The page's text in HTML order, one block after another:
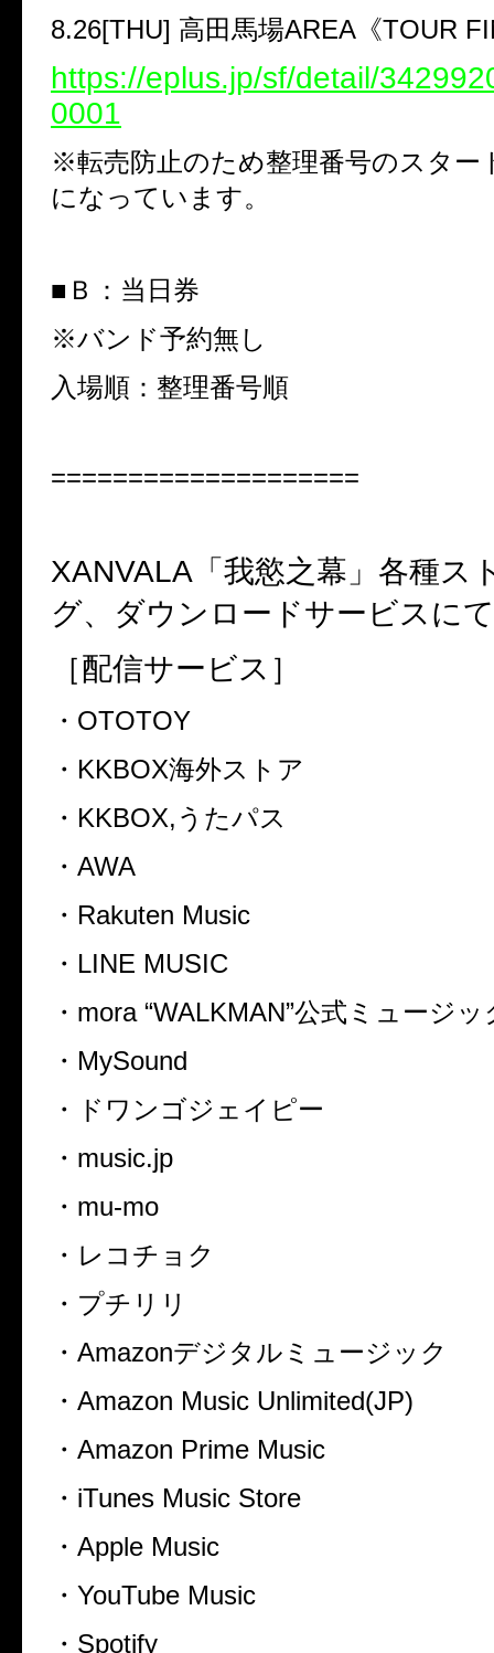
8.26[THU] 高田馬場AREA 《TOUR
https://eplus.jp/sf/detail/
0001
※転売防止のため整理番号のスター
になっています。
■ Ｂ：当日券
※バンド予約無し
入場順：整理番号順
====================
XANVALA 「我慾之幕」各種ス
グ、ダウンロードサービスに
［配信サービス］
・ OTOTOY
・ KKBOX海外ストア
・ KKBOX, うたパス
・ AWA
・ Rakuten Music
・ LINE MUSIC
・ mora “WALKMAN”公式ミュージッ
・ MySound
・ドワンゴジェイピー
・ music.jp
・ mu-mo
・レコチョク
・プチリリ
・ Amazonデジタルミュージック
・ Amazon Music Unlimited(JP)
・ Amazon Prime Music
・ iTunes Music Store
・ Apple Music
・ YouTube Music
・ Spotify